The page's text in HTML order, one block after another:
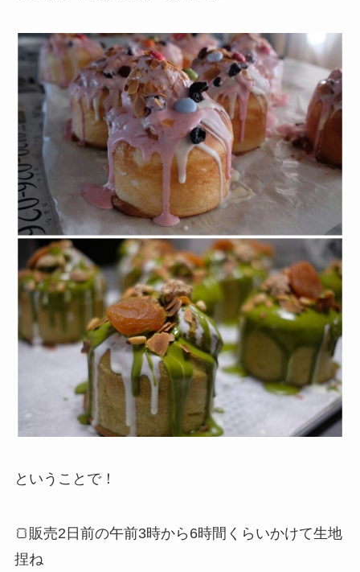
ということで！
🍞販売2日前の午前3時から6時間くらいかけて生地
捏ね